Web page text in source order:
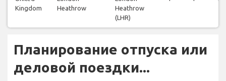
Kingdom
Heathrow
Heathrow
(LHR)
Планирование отпуска или
деловой поездки...